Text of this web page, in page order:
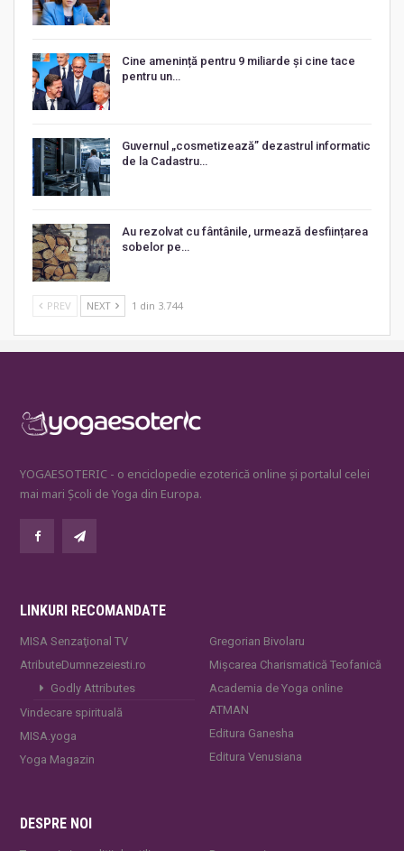
Cine amenință pentru 9 miliarde și cine tace
pentru un…
Guvernul „cosmetizează” dezastrul informatic
de la Cadastru…
Au rezolvat cu fântânile, urmează desființarea
sobelor pe…
PREV NEXT 1 din 3.744
YOGAESOTERIC - o enciclopedie ezoterică online și portalul celei
mai mari Școli de Yoga din Europa.
LINKURI RECOMANDATE
MISA Senzaţional TV
AtributeDumnezeiesti.ro
Godly Attributes
Vindecare spirituală
MISA.yoga
Yoga Magazin
Gregorian Bivolaru
Mișcarea Charismatică Teofanică
Academia de Yoga online
ATMAN
Editura Ganesha
Editura Venusiana
DESPRE NOI